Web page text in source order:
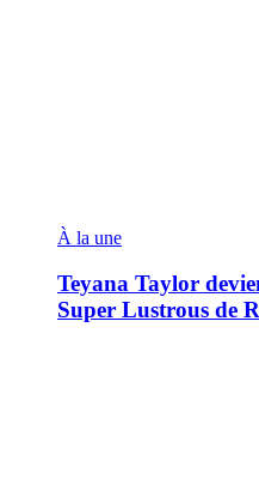
À la une
Teyana Taylor
Super Lustrous de